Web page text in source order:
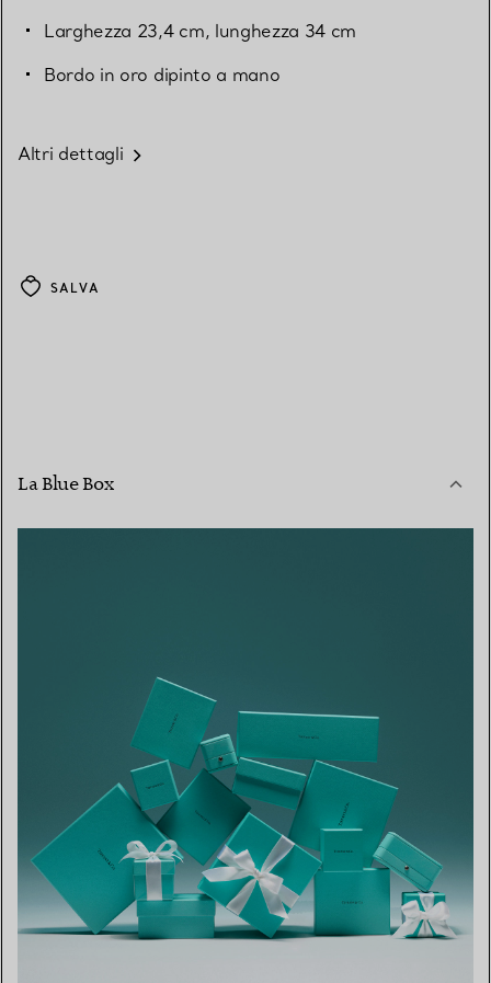
Larghezza 23,4 cm, lunghezza 34 cm
Bordo in oro dipinto a mano
Altri dettagli
SALVA
La Blue Box